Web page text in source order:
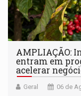
AMPLIAÇÃO:
entram em
acelerar
Geral 06 de